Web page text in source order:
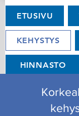
ETUSIVU
KEHYSTYS
HINNASTO
OTA